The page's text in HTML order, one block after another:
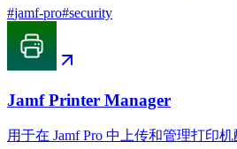
#jamf-pro#security
Jamf Printer Manager
用于在 Jamf Pro 中上传和管理打印